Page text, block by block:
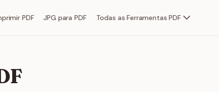
PDF JPG para PDF Todas as Ferramentas PDF